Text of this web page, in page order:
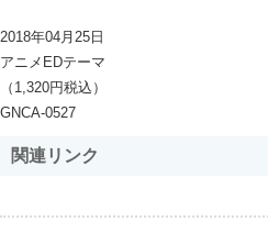
2018年04月25日
アニメEDテーマ
（1,320円税込）
GNCA-0527
関連リンク